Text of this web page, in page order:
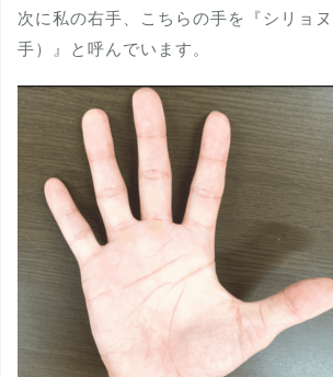
次に私の右手、こちらの手を『シリョ
手）』と呼んでいます。